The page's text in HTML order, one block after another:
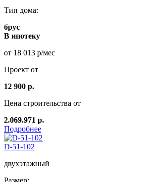
Тип дома:
брус
В ипотеку
от 18 013 р/мес
Проект от
12 900 р.
Цена строительства от
2.069.971 р.
Подробнее
D-51-102
двухэтажный
Размер: